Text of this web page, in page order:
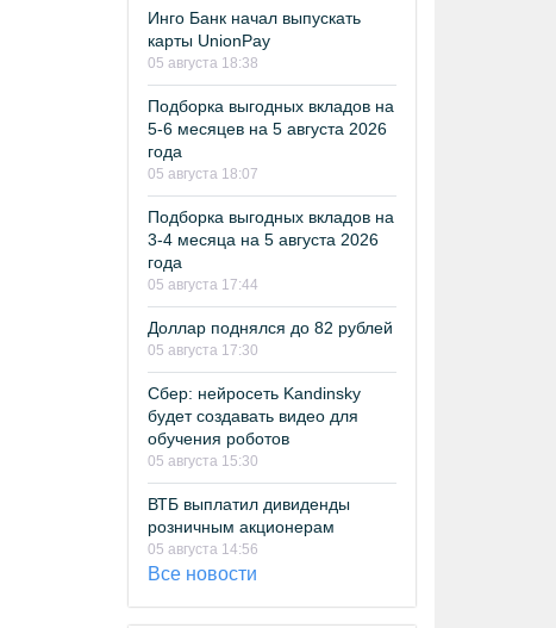
Инго Банк начал выпускать
карты UnionPay
05 августа 18:38
Подборка выгодных вкладов на
5-6 месяцев на 5 августа 2026
года
05 августа 18:07
Подборка выгодных вкладов на
3-4 месяца на 5 августа 2026
года
05 августа 17:44
Доллар поднялся до 82 рублей
05 августа 17:30
Сбер: нейросеть Kandinsky
будет создавать видео для
обучения роботов
05 августа 15:30
ВТБ выплатил дивиденды
розничным акционерам
05 августа 14:56
Все новости